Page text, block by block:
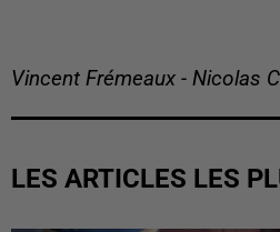
Vincent Frémeaux - Nicolas
LES ARTICLES LES